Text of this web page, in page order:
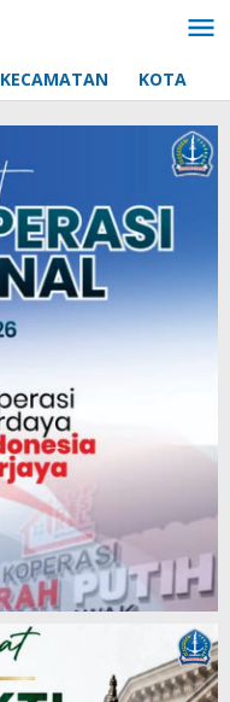
KECAMATAN KOTA